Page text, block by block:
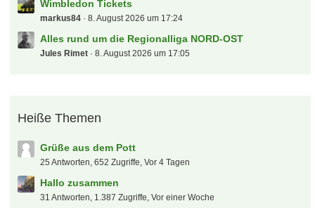
8. August 2026 um 19:50
Flosse1909 8. August 2026 um 19:31
allgemein
sox13 8. August 2026 um 19:26
[B] diverse Backstreet Boys Tickets (Samstag 26.09.)
F2dP 8. August 2026 um 19:00